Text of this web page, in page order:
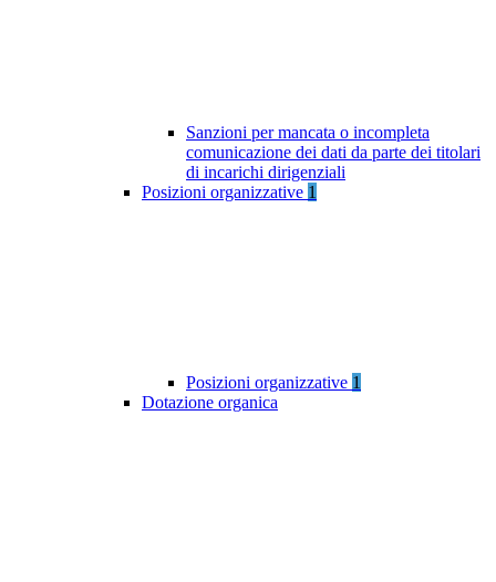
Sanzioni per mancata o incompleta
comunicazione dei dati da parte dei titolari
di incarichi dirigenziali
Posizioni organizzative 1
Posizioni organizzative 1
Dotazione organica